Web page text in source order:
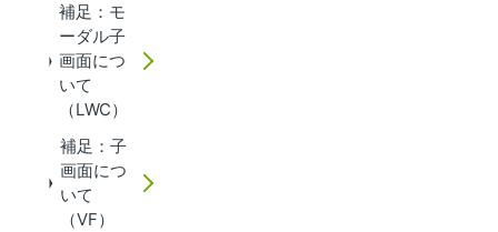
補足：モ
ーダル子
画面につ
いて
（LWC）
補足：子
画面につ
いて
（VF）